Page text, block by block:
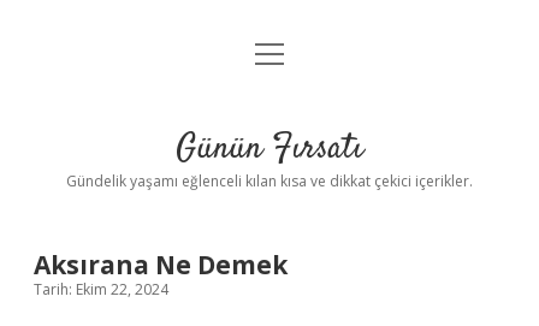
Anasayfa
Yasal Uyarı
menüyü
Günün Fırsatı
Gündelik yaşamı eğlenceli kılan kısa ve dikkat çekici içerikler.
Aksırana Ne Demek
Tarih: Ekim 22, 2024